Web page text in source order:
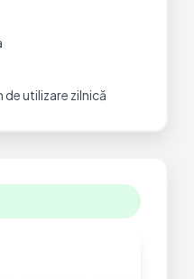
de utilizare zilnică